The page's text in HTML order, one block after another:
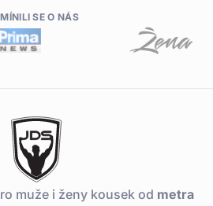
SE O NÁS
muže i ženy kousek od metra